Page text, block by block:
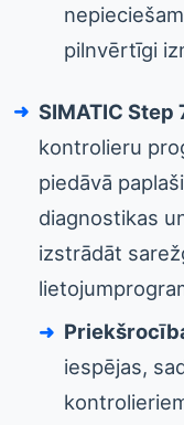
pilnvērtīgi
SIMATIC Step
kontrolieru
piedāvā
diagnostikas
izstrādāt
iespējas,